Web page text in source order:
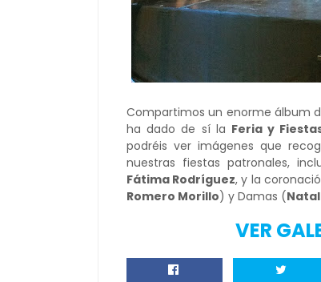
Compartimos un enorme álbum
ha dado de sí la Feria y
podréis ver imágenes que
nuestras fiestas patronales,
Fátima Rodríguez, y la
Romero Morillo) y Damas (
VER